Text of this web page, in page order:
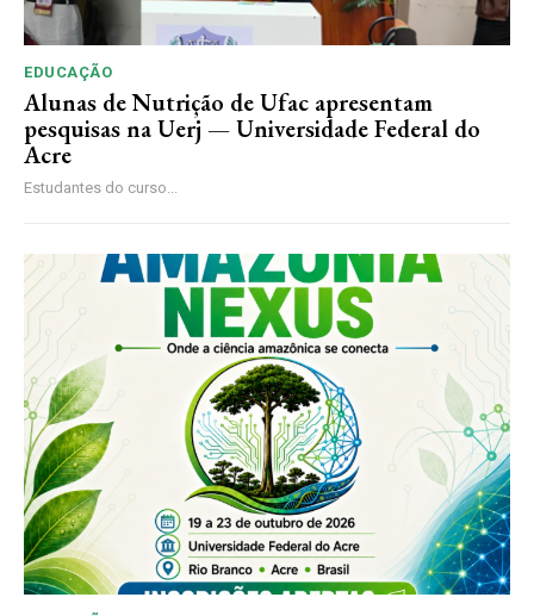
EDUCAÇÃO
Alunas de Nutrição de Ufac apresentam
pesquisas na Uerj — Universidade Federal do
Acre
Estudantes do curso...